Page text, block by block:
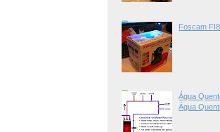
Foscam
Água
Água